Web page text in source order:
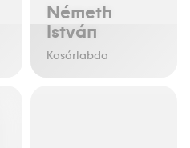
Németh
István
Kosárlabda